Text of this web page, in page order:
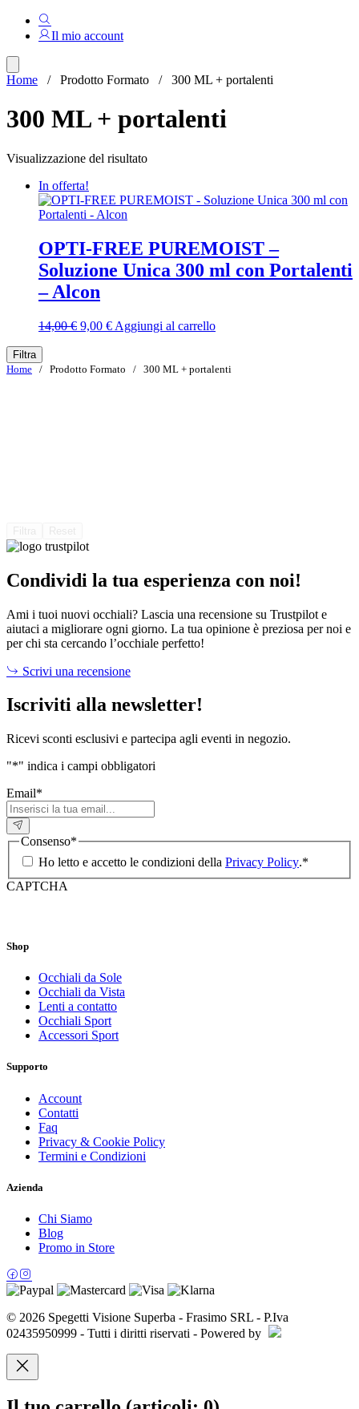
Il mio account
Home / Prodotto Formato / 300 ML + portalenti
300 ML + portalenti
Visualizzazione del risultato
In offerta!
OPTI-FREE PUREMOIST –
Soluzione Unica 300 ml con Portalenti
– Alcon
14,00€ Il
era:
9,00 €Il
è:
Aggiungi al carrello
Filtra
Home / Prodotto Formato / 300 ML + portalenti
Condividi la tua esperienza con noi!
Ami i tuoi nuovi occhiali? Lascia una recensione su Trustpilot e
aiutaci a migliorare ogni giorno. La tua opinione è preziosa per noi e
per chi sta cercando l’occhiale perfetto!
Scrivi una recensione
Iscriviti alla newsletter!
Ricevi sconti esclusivi e partecipa agli eventi in negozio.
"*" indica i campi obbligatori
Email*
Consenso*
Ho letto e accetto le condizioni della Privacy Policy.*
CAPTCHA
Shop
Occhiali da Sole
Occhiali da Vista
Lenti a contatto
Occhiali Sport
Accessori Sport
Supporto
Account
Contatti
Faq
Privacy & Cookie Policy
Termini e Condizioni
Azienda
Chi Siamo
Blog
Promo in Store
© 2026 Spegetti Visione Superba - Frasimo SRL - P.Iva
02435950999 - Tutti i diritti riservati - Powered by